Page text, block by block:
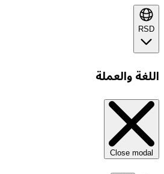
RSD
اللغة والعملة
Close modal